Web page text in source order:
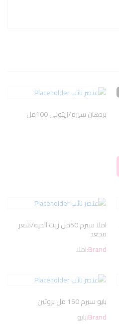
بردهان سيرم/زيتونى 100مل
املا سيرم 50مل زيت الحيه/شعر
مجعد
Brand:املا
بايو سيرم 150 مل بروتين
Brand:بايو